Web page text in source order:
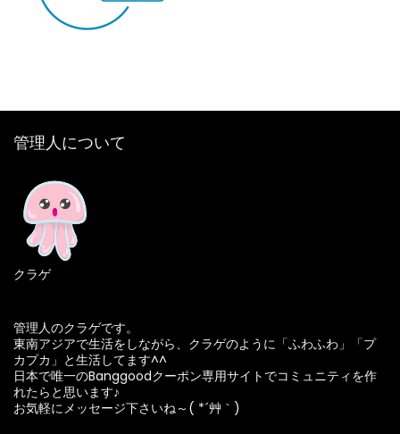
管理人について
クラゲ
管理人のクラゲです。
東南アジアで生活をしながら、クラゲのように「ふわふわ」「プ
カプカ」と生活してます^^
日本で唯一のBanggoodクーポン専用サイトでコミュニティを作
れたらと思います♪
お気軽にメッセージ下さいね～( *´艸｀)